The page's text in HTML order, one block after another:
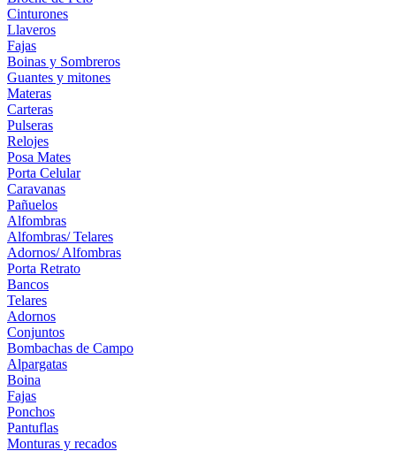
Cinturones
Llaveros
Fajas
Boinas y Sombreros
Guantes y mitones
Materas
Carteras
Pulseras
Relojes
Posa Mates
Porta Celular
Caravanas
Pañuelos
Alfombras
Alfombras/ Telares
Adornos/ Alfombras
Porta Retrato
Bancos
Telares
Adornos
Conjuntos
Bombachas de Campo
Alpargatas
Boina
Fajas
Ponchos
Pantuflas
Monturas y recados